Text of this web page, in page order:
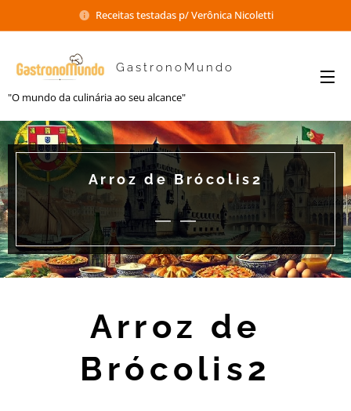
Receitas testadas p/ Verônica Nicoletti
GastronoMundo
"O mundo da culinária ao seu alcance"
Arroz de Brócolis2
Arroz de
Brócolis2